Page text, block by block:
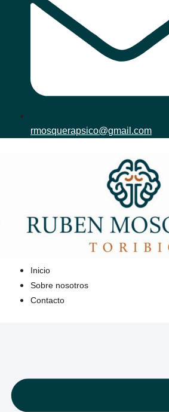
rmosquerapsico@gmail.com
Inicio
Sobre nosotros
Contacto